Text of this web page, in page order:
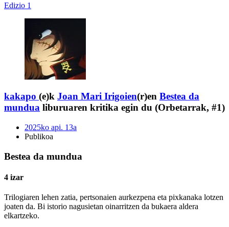
Edizio 1
kakapo (e)k Joan Mari Irigoien(r)en Bestea da
mundua liburuaren kritika egin du (Orbetarrak, #1)
2025ko api. 13a
Publikoa
Bestea da mundua
4 izar
Trilogiaren lehen zatia, pertsonaien aurkezpena eta pixkanaka lotzen
joaten da. Bi istorio nagusietan oinarritzen da bukaera aldera
elkartzeko.